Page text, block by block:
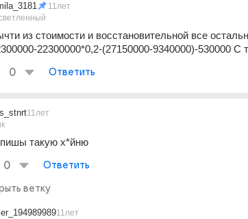
11лет
из стоимости и восстановительной все
22300000*0,2-(27150000-9340000)-530000 С
0 Ответить
11лет
такую х*йню
0 Ответить
ветку
11лет